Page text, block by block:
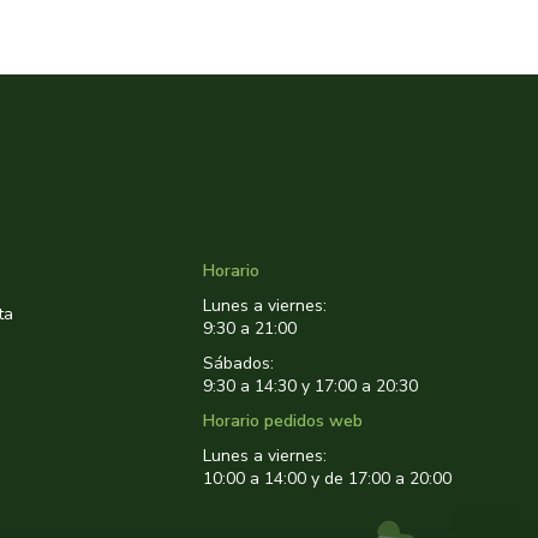
Horario
Lunes a viernes:
9:30 a 21:00
Sábados:
9:30 a 14:30 y 17:00 a 20:30
Horario pedidos web
Lunes a viernes:
10:00 a 14:00 y de 17:00 a 20:00